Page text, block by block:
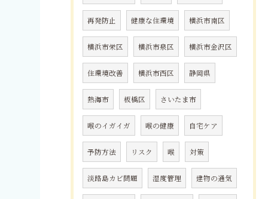
再発防止 健康な住環境 横浜市南区
横浜市栄区 横浜市泉区 横浜市金沢区
住環境改善 横浜市西区 静岡県
熱海市 板橋区 さいたま市
喉のイガイガ 喉の健康 自宅ケア
予防方法 リスク 喉 対策
淡路島カビ問題 湿度管理 建物の通気